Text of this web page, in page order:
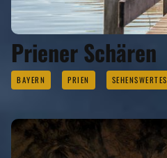
Priener Schären
BAYERN PRIEN SEHENSWERTES